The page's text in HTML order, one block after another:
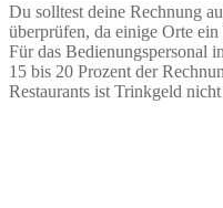
Du solltest deine Rechnung
überprüfen, da einige Orte
Für das Bedienungspersonal
15 bis 20 Prozent der
Restaurants ist Trinkgeld